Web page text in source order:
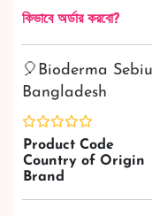
কিভাবে অর্ডার করবো?
🎈Bioderma
Bangladesh
Product Code
Country of Origin
Brand